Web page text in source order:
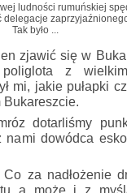
ludności rumuńskiej
delegacje
Tak było ...
zjawić się w
poliglota z
mi, jakie pułapki
dotarliśmy
nami dowódca
za nadłożenie
a może i z